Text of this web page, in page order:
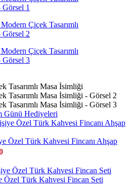
Günü Hediyeleri
Özel Türk Kahvesi Fincanı Ahşap
Özel Türk Kahvesi Fincan Seti